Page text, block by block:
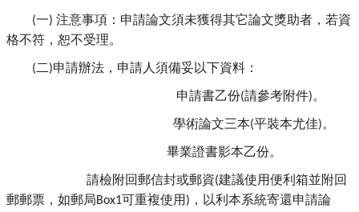
(一) 注意事項：申請論文須未獲得其它論文獎助者，若資
格不符， 恕不受理。
(二)申請辦法，申請人須備妥以下資料：
申請書乙份(請參考附件)。
學術論文三本(平裝本尤佳)。
畢業證書影本乙份。
請檢附回郵信封或郵資(建議使用便利箱並附回
郵郵票，如郵局Box1可重複使用 ) ， 以利本系統寄還申請論